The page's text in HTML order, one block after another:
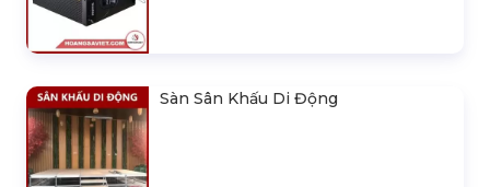
Sàn Sân Khấu Di Động